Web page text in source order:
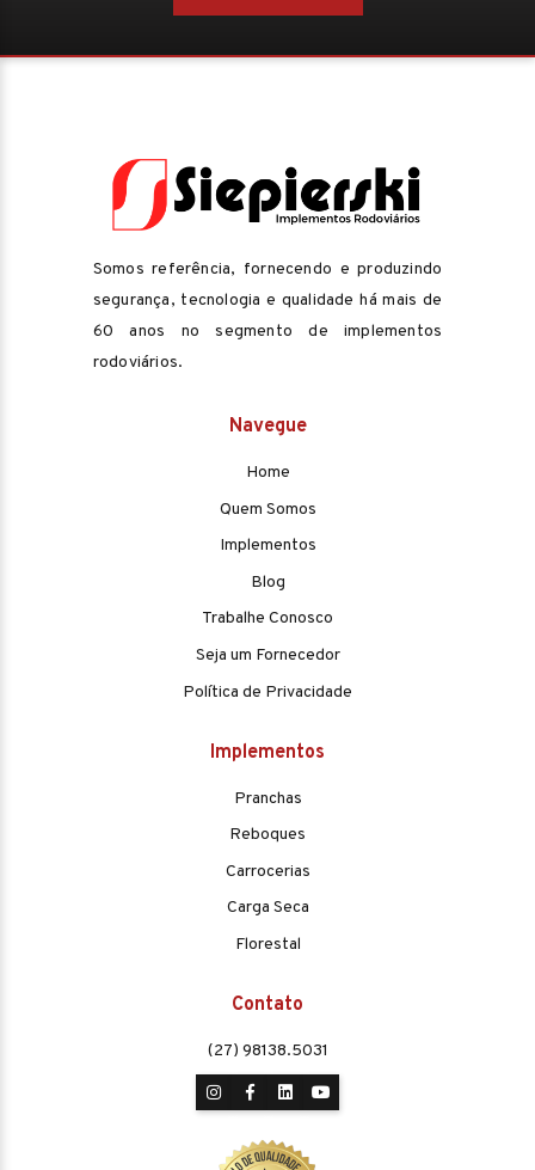
Somos referência, fornecendo e produzindo
segurança, tecnologia e qualidade há mais de
60 anos no segmento de implementos
rodoviários.
Navegue
Home
Quem Somos
Implementos
Blog
Trabalhe Conosco
Seja um Fornecedor
Política de Privacidade
Implementos
Pranchas
Reboques
Carrocerias
Carga Seca
Florestal
Contato
(27) 98138.5031